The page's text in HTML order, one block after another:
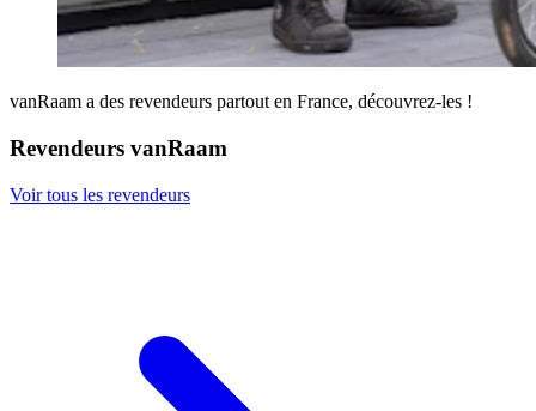
vanRaam a des revendeurs partout en France, découvrez-les !
Revendeurs vanRaam
Voir tous les revendeurs